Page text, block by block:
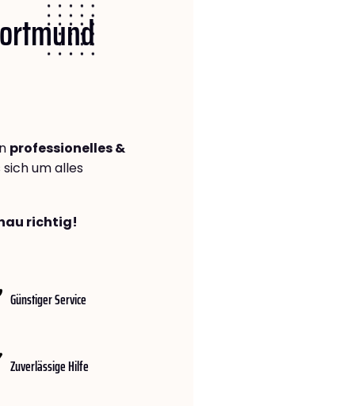
professionelles &
sich um alles
richtig!
Günstiger Service
Zuverlässige Hilfe